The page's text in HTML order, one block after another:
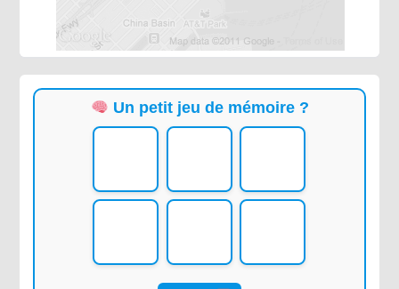
Un petit jeu de mémoire ?